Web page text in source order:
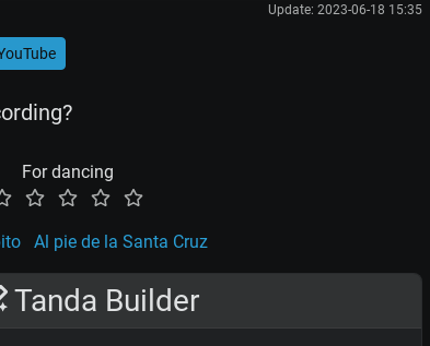
Update: 2023-06-18 15:35
For dancing
Al pie de la Santa Cruz
Tanda Builder